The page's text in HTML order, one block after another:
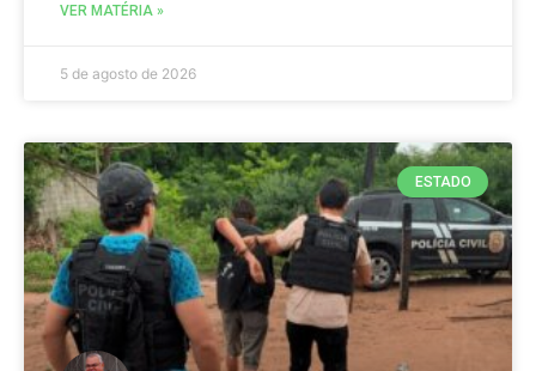
VER MATÉRIA »
5 de agosto de 2026
ESTADO